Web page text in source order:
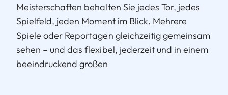
Meisterschaften behalten Sie jedes Tor, jedes
Spielfeld, jeden Moment im Blick. Mehrere
Spiele oder Reportagen gleichzeitig gemeinsam
sehen – und das flexibel, jederzeit und in einem
beeindruckend großen